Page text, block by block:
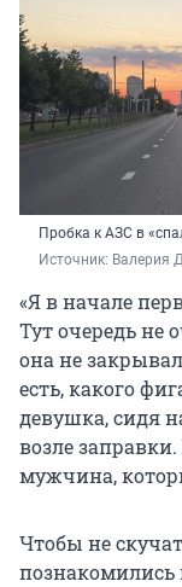
Пробка к АЗС в
Источник: Валерия
«Я в начале
Тут очередь не
она не
есть, какого
девушка, сидя
возле
мужчина,
Чтобы не